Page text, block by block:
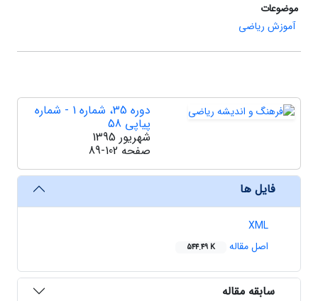
موضوعات
آموزش ریاضی
دوره 35، شماره 1 - شماره
پیاپی 58
شهریور 1395
صفحه 89-102
فایل ها
XML
اصل مقاله
544.49 K
سابقه مقاله